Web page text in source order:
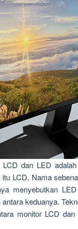
dan LED
LCD. Nama
menyebutkan
keduanya.
monitor LCD